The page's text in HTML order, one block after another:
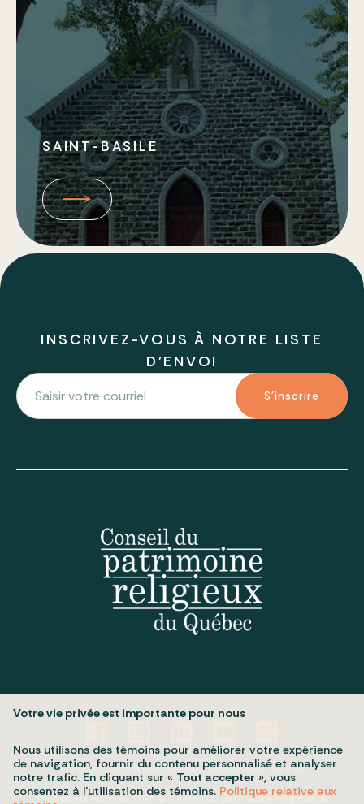
SAINT-BASILE
INSCRIVEZ-VOUS À NOTRE LISTE
D'ENVOI
S'inscrire
Politique de confidentialitéMes préférences cookies
Tous droits réservés 2026 © Conseil du patrimoine religieux du
Votre vie privée est importante pour nous
Nous utilisons des témoins pour améliorer votre expérience
de navigation, fournir du contenu personnalisé et analyser
notre trafic. En cliquant sur « Tout accepter », vous
consentez à l’utilisation des témoins. Politique relative aux